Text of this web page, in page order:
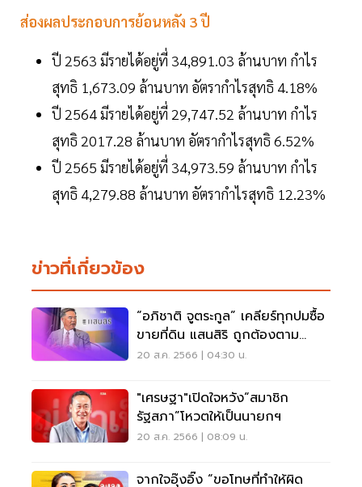
ส่องผลประกอบการย้อนหลัง 3 ปี
ปี 2563 มีรายได้อยู่ที่ 34,891.03 ล้านบาท กำไร
สุทธิ 1,673.09 ล้านบาท อัตรากำไรสุทธิ 4.18%
ปี 2564 มีรายได้อยู่ที่ 29,747.52 ล้านบาท กำไร
สุทธิ 2017.28 ล้านบาท อัตรากำไรสุทธิ 6.52%
ปี 2565 มีรายได้อยู่ที่ 34,973.59 ล้านบาท กำไร
สุทธิ 4,279.88 ล้านบาท อัตรากำไรสุทธิ 12.23%
ข่าวที่เกี่ยวข้อง
“อภิชาติ จูตระกูล” เคลียร์ทุกปมซื้อ
ขายที่ดิน แสนสิริ ถูกต้องตาม
กฎหมาย
20 ส.ค. 2566 | 04:30 น.
"เศรษฐา"เปิดใจหวัง“สมาชิก
รัฐสภา”โหวตให้เป็นนายกฯ
20 ส.ค. 2566 | 08:09 น.
จากใจอุ๊งอิ๊ง “ขอโทษที่ทำให้ผิด